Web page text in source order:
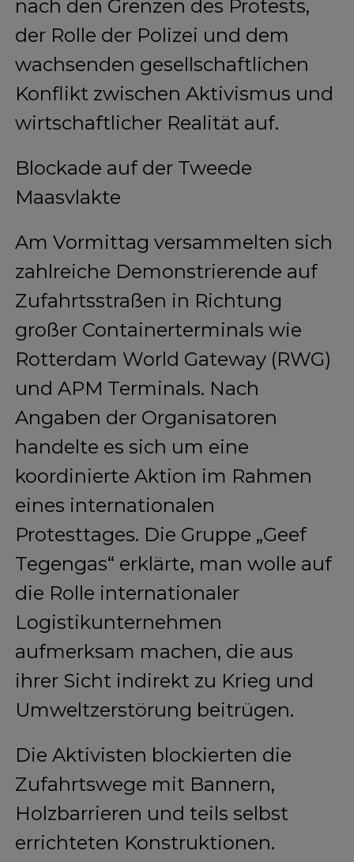
nach den Grenzen des Protests,
der Rolle der Polizei und dem
wachsenden gesellschaftlichen
Konflikt zwischen Aktivismus und
wirtschaftlicher Realität auf.
Blockade auf der Tweede
Maasvlakte
Am Vormittag versammelten sich
zahlreiche Demonstrierende auf
Zufahrtsstraßen in Richtung
großer Containerterminals wie
Rotterdam World Gateway (RWG)
und APM Terminals. Nach
Angaben der Organisatoren
handelte es sich um eine
koordinierte Aktion im Rahmen
eines internationalen
Protesttages. Die Gruppe „Geef
Tegengas“ erklärte, man wolle auf
die Rolle internationaler
Logistikunternehmen
aufmerksam machen, die aus
ihrer Sicht indirekt zu Krieg und
Umweltzerstörung beitrügen.
Die Aktivisten blockierten die
Zufahrtswege mit Bannern,
Holzbarrieren und teils selbst
errichteten Konstruktionen.